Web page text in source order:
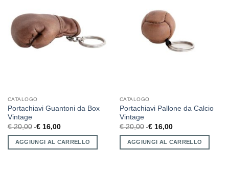
CATALOGO
Portachiavi Guantoni da Box
Vintage
€20,00 €16,00
AGGIUNGI AL CARRELLO
CATALOGO
Portachiavi Pallone da Calcio
Vintage
€20,00 €16,00
AGGIUNGI AL CARRELLO